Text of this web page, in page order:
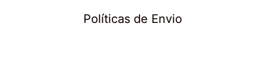
Políticas de Envio